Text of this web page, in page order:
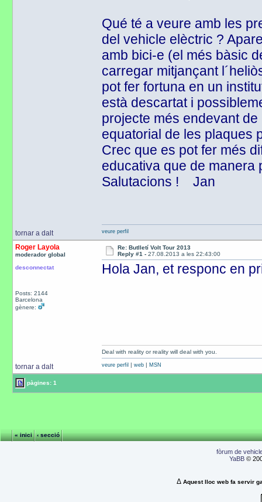
Qué té a veure amb les
del vehicle elèctric ?
amb bici-e (el més bàsic
carregar mitjançant
pot fer fortuna en un
està descartat i
projecte més endevant
equatorial de les plaques
Crec que es pot fer més
educativa que de manera
Salutacions ! Jan
tornar a dalt veure perfil
Roger Layola
moderador global
desconnectat
Posts: 2144
Barcelona
gènere:
Re: Butlletí Volt Tour 2013
Reply #1 -27.08.2013 a les 22:43:00
Hola Jan, et responc en
tornar a dalt
Deal with reality or reality will deal with you.
veure perfil| web| MSN
pàgines: 1
« inici ‹ secció
fòrum de
YaBB ©
ΔAquest lloc web fa servir